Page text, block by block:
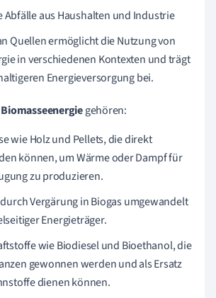
Abfälle aus Haushalten und Industrie
Quellen ermöglicht die Nutzung von
in verschiedenen Kontexten und trägt
Energieversorgung bei.
gehören:
wie Holz und Pellets, die direkt
können, um Wärme oder Dampf für
zu produzieren.
Vergärung in Biogas umgewandelt
Energieträger.
wie Biodiesel und Bioethanol, die
gewonnen werden und als Ersatz
dienen können.